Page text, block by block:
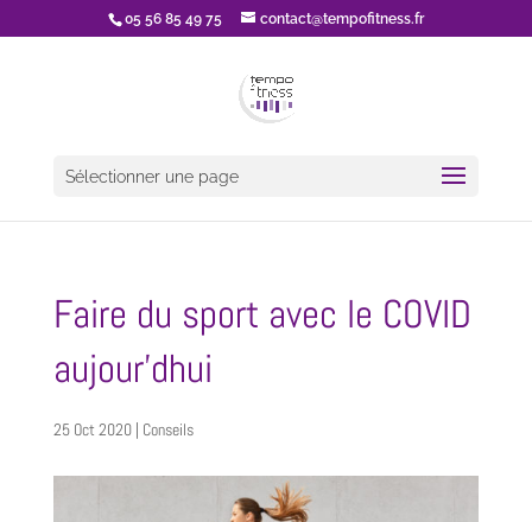
05 56 85 49 75 contact@tempofitness.fr
Sélectionner une page
Faire du sport avec le COVID
aujour’dhui
25 Oct 2020| Conseils